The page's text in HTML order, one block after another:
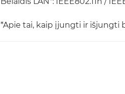
*Apie tai, kaip įjungti ir išjungti